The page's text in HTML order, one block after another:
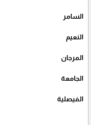
السامر
النعيم
المرجان
الجامعة
الفيصلية